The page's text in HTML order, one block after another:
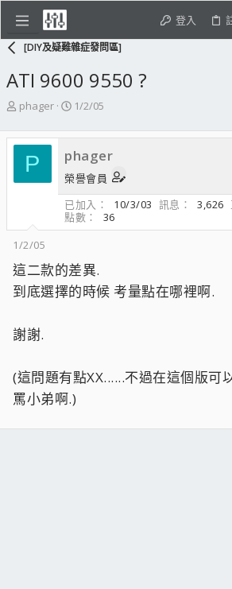
登入
[DIY及疑難雜症發問區]
ATI 9600 9550 ?
主
發
起
人
phager
開
日
期
1/2/05
P phager
榮譽會員
已加入
10/3/03 訊息 3,626
點數
36
1/2/05
這二款的差異.
到底選擇的時候 考量點在哪裡啊.
謝謝.
(這問題有點XX......不過在這個版可
罵小弟啊.)